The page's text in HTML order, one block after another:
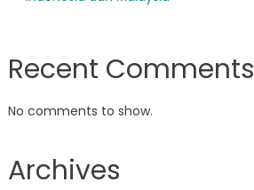
Recent Comments
No comments to show.
Archives